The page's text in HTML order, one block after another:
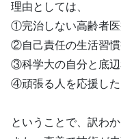
理由としては、
①完治しない高齢者医
②自己責任の生活習
③科学大の自分と底
④頑張る人を応援した
ということで、訳わ